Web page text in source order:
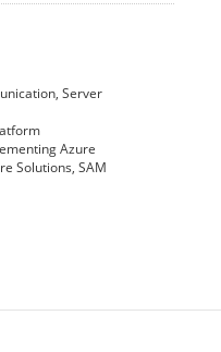
Server
Azure
Solutions, SAM